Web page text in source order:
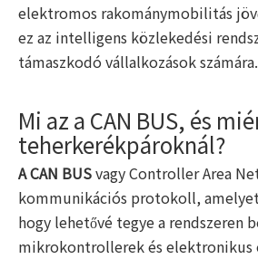
elektromos rakománymobilitás
ez az intelligens közlekedési
támaszkodó vállalkozások számára.
Mi az a CAN BUS, és
teherkerékpároknál?
A CAN BUSvagy Controller Area
kommunikációs protokoll,
hogy lehetővé tegye a rendszeren
mikrokontrollerek és elektronikus